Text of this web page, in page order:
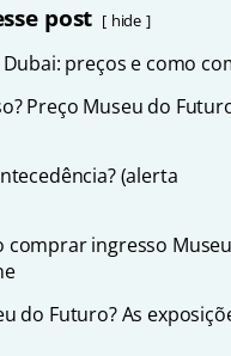
post hide
preços e como
Preço Museu do
(alerta
comprar ingresso
do Futuro? As